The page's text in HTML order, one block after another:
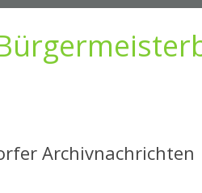
Archivnachrichten